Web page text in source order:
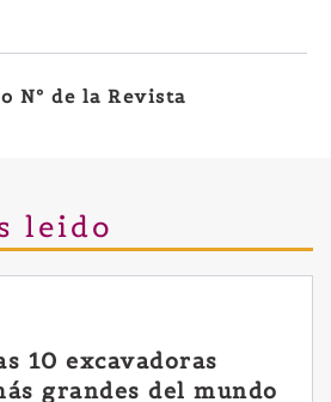
Nº de la Revista
leido
la excavadora
6